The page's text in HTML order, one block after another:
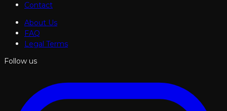
Contact
About Us
FAQ
Legal Terms
Follow us